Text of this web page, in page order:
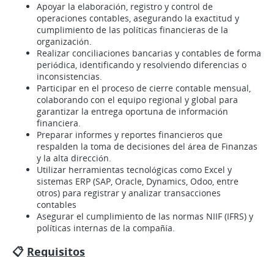
Apoyar la elaboración, registro y control de
operaciones contables, asegurando la exactitud y
cumplimiento de las políticas financieras de la
organización.
Realizar conciliaciones bancarias y contables de forma
periódica, identificando y resolviendo diferencias o
inconsistencias.
Participar en el proceso de cierre contable mensual,
colaborando con el equipo regional y global para
garantizar la entrega oportuna de información
financiera.
Preparar informes y reportes financieros que
respalden la toma de decisiones del área de Finanzas
y la alta dirección.
Utilizar herramientas tecnológicas como Excel y
sistemas ERP (SAP, Oracle, Dynamics, Odoo, entre
otros) para registrar y analizar transacciones
contables
Asegurar el cumplimiento de las normas NIIF (IFRS) y
políticas internas de la compañía.
📋 Requisitos